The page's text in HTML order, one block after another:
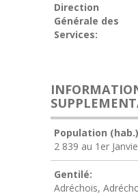
Direction
Générale des
Services:
Population
2 839 au 1er
Gentilé:
Adréchois,